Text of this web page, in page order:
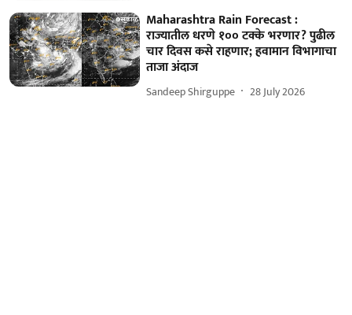
Maharashtra Rain Forecast :
राज्यातील धरणे १०० टक्के भरणार? पुढील
चार दिवस कसे राहणार; हवामान विभागाचा
ताजा अंदाज
Sandeep Shirguppe 28 July 2026